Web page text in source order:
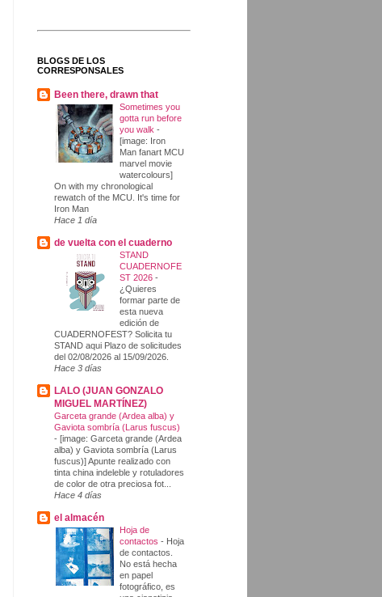
BLOGS DE LOS
CORRESPONSALES
Been there, drawn that
Sometimes you
gotta run before
you walk -
[image: Iron
Man fanart MCU
marvel movie
watercolours]
On with my chronological
rewatch of the MCU. It's time for
Iron Man
Hace 1 día
de vuelta con el cuaderno
STAND
CUADERNOFE
ST 2026 -
¿Quieres
formar parte de
esta nueva
edición de
CUADERNOFEST? Solicita tu
STAND aqui Plazo de solicitudes
del 02/08/2026 al 15/09/2026.
Hace 3 días
LALO (JUAN GONZALO
MIGUEL MARTÍNEZ)
Garceta grande (Ardea alba) y
Gaviota sombría (Larus fuscus)
- [image: Garceta grande (Ardea
alba) y Gaviota sombría (Larus
fuscus)] Apunte realizado con
tinta china indeleble y rotuladores
de color de otra preciosa fot...
Hace 4 días
el almacén
Hoja de
contactos - Hoja
de contactos.
No está hecha
en papel
fotográfico, es